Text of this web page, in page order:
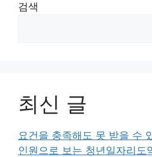
검색
최신 글
요건을 충족해도 못 받을 수
인원으로 보는 청년일자리도